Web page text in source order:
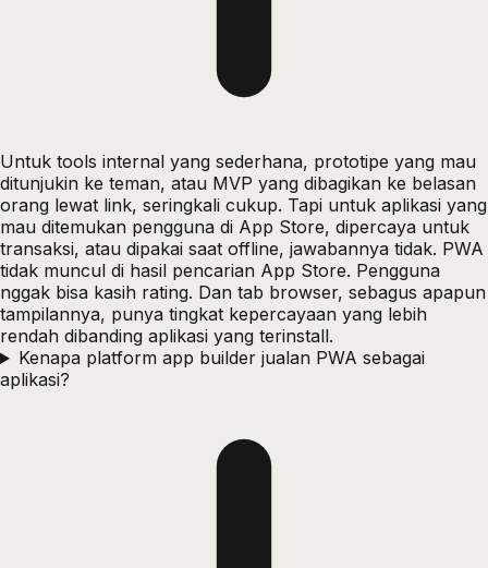
Untuk tools internal yang sederhana, prototipe yang mau
ditunjukin ke teman, atau MVP yang dibagikan ke belasan
orang lewat link, seringkali cukup. Tapi untuk aplikasi yang
mau ditemukan pengguna di App Store, dipercaya untuk
transaksi, atau dipakai saat offline, jawabannya tidak. PWA
tidak muncul di hasil pencarian App Store. Pengguna
nggak bisa kasih rating. Dan tab browser, sebagus apapun
tampilannya, punya tingkat kepercayaan yang lebih
rendah dibanding aplikasi yang terinstall.
Kenapa platform app builder jualan PWA sebagai
aplikasi?